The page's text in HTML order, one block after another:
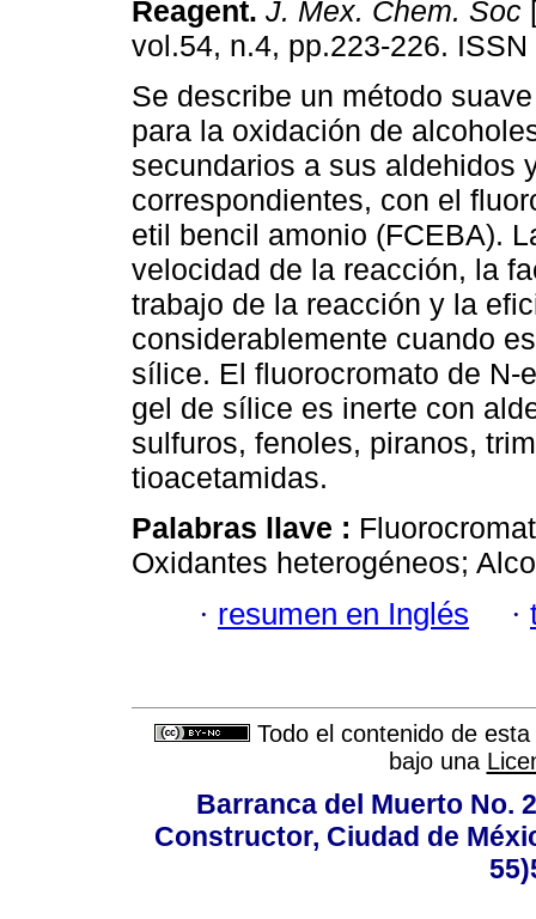
Reagent. J. Mex. Chem. Soc
vol.54, n.4, pp.223-226.
Se describe un método
para la oxidación de
secundarios a sus aldehidos
correspondientes, con el
etil bencil amonio (FCEBA).
velocidad de la reacción, la
trabajo de la reacción y la
considerablemente cuando
sílice. El fluorocromato de N-
gel de sílice es inerte con
sulfuros, fenoles, piranos,
tioacetamidas.
Palabras llave :
Oxidantes heterogéneos;
· resumen en Inglés ·
Todo el contenido de
bajo una
Barranca del Muerto No.
Constructor, Ciudad de